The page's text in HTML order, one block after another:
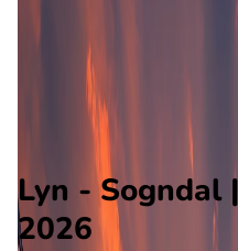
Lyn - Sogndal
Opstellingen
Lyn - Sogndal
2026